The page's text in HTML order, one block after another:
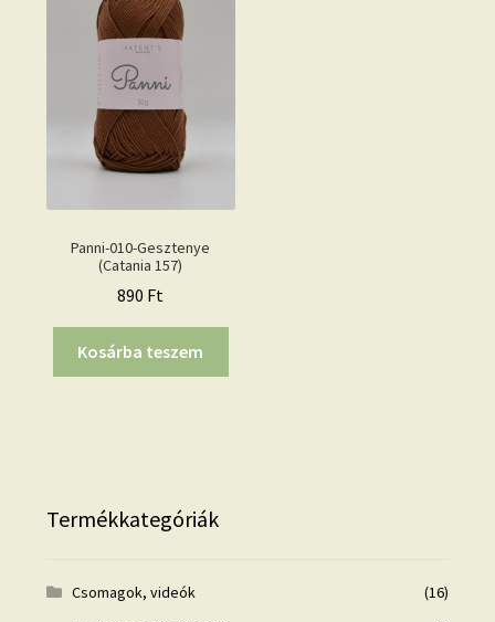
Panni-010-Gesztenye
(Catania 157)
890 Ft
Kosárba teszem
Termékkategóriák
Csomagok, videók
(16)